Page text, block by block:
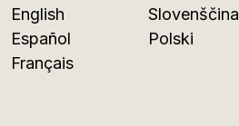
English
Español
Français
Slovenščina
Polski